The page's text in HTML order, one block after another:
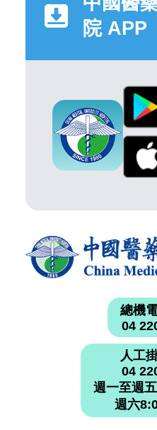
院 APP
總機
04
人工
04
週一至週
週六